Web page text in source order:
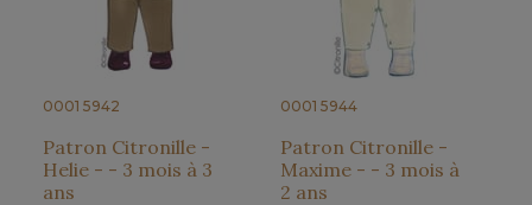
0001 5942
Patron Citronille -
Helie - - 3 mois à 3
ans
0001 5944
Patron Citronille -
Maxime - - 3 mois à
2 ans